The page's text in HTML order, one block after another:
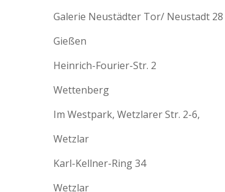
Galerie Neustädter Tor/ Neustadt 28
Gießen
Heinrich-Fourier-Str. 2
Wettenberg
Im Westpark, Wetzlarer Str. 2-6,
Wetzlar
Karl-Kellner-Ring 34
Wetzlar